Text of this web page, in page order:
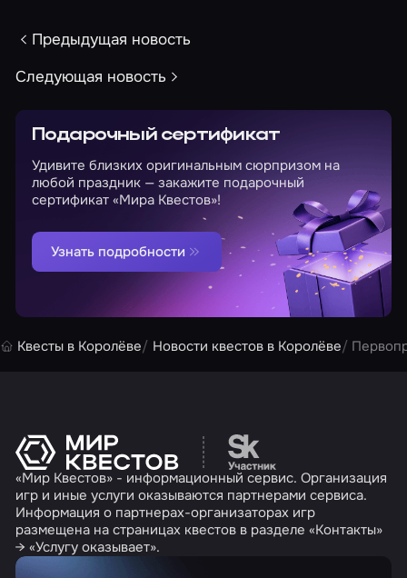
Предыдущая новость
Следующая новость
Подарочный сертификат
Удивите близких оригинальным сюрпризом на
любой праздник — закажите подарочный
сертификат «Мира Квестов»!
Узнать подробности
Квесты в Королёве Новости квестов в Королёве
Перейти на сайт
«Мир Квестов» - информационный сервис. Организация
игр и иные услуги оказываются партнерами сервиса.
Информация о партнерах-организаторах игр
размещена на страницах квестов в разделе «Контакты»
→ «Услугу оказывает».